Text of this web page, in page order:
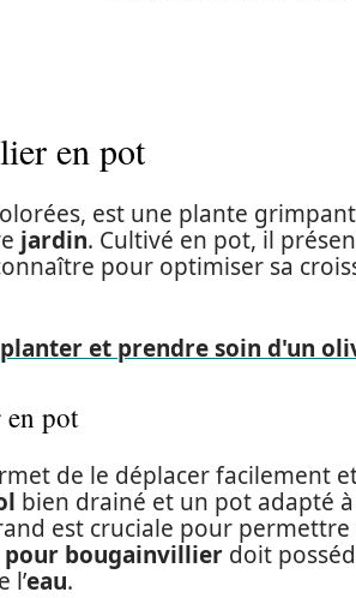
en pot
est une plante
jardin. Cultivé en pot, il
pour optimiser sa
et prendre soin d'un
pot
de le déplacer facilement
bien drainé et un pot adapté
est cruciale pour
pour bougainvillier doit
l’eau.